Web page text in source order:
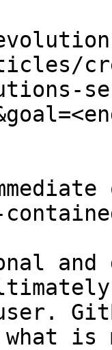
and
what